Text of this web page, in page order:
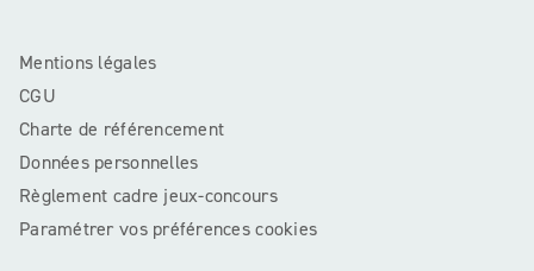
Mentions légales
CGU
Charte de référencement
Données personnelles
Règlement cadre jeux-concours
Paramétrer vos préférences cookies